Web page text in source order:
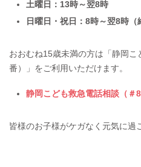
土曜日：13時～翌8時
日曜日・祝日：8時～翌8時（
おおむね15歳未満の方は「静岡
番）」をご利用いただけます。
静岡こども救急電話相談（＃
皆様のお子様がケガなく元気に過